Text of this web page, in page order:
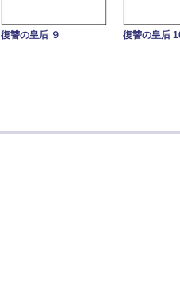
復讐の皇后 ９ 復讐の皇后